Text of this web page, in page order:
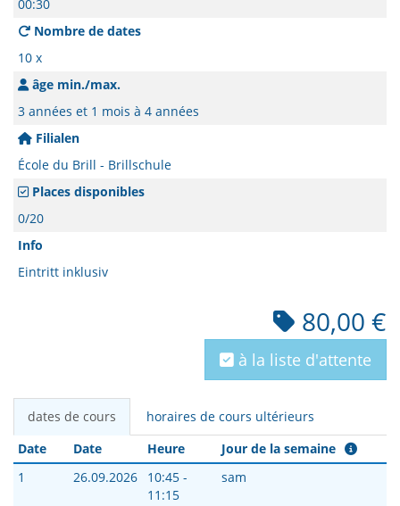
00:30
Nombre de dates
10 x
âge min./max.
3 années et 1 mois à 4 années
Filialen
École du Brill - Brillschule
Places disponibles
0/20
Info
Eintritt inklusiv
80,00 €
à la liste d'attente
dates de cours
horaires de cours ultérieurs
Date
Date Heure
Jour de la semaine
1
26.09.2026
10:45 -
11:15
sam